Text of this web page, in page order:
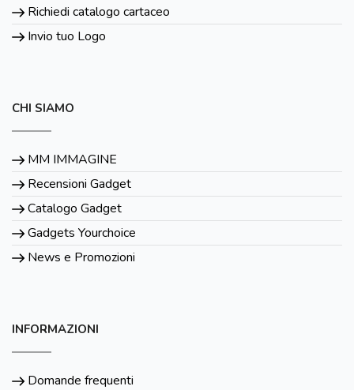
Richiedi catalogo cartaceo
Invio tuo Logo
CHI SIAMO
MM IMMAGINE
Recensioni Gadget
Catalogo Gadget
Gadgets Yourchoice
News e Promozioni
INFORMAZIONI
Domande frequenti